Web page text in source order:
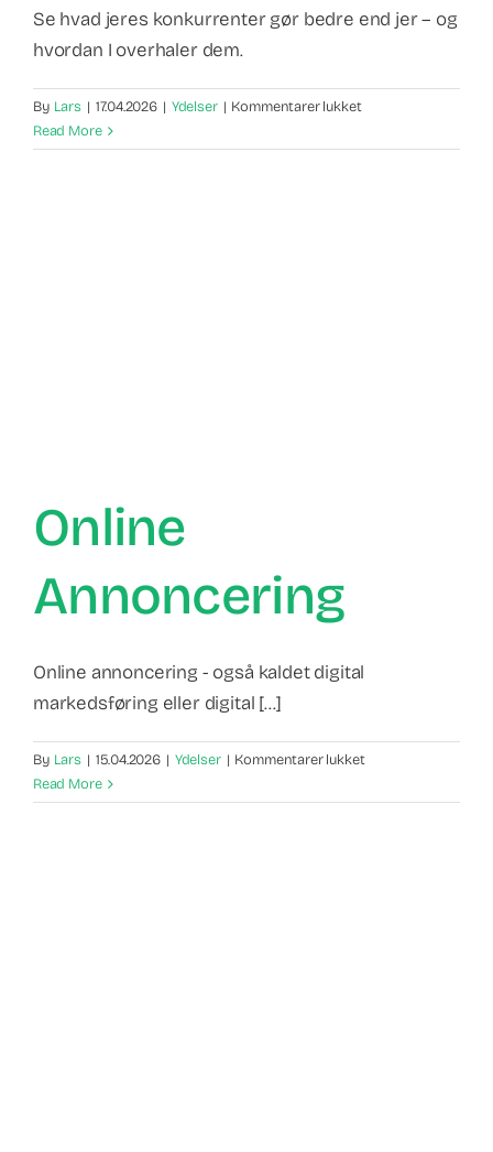
Se hvad jeres konkurrenter gør bedre end jer – og
hvordan I overhaler dem.
By Lars | 17.04.2026 | Ydelser | Kommentarer lukkettil
Audit
Read More
Online
Annoncering
Online annoncering - også kaldet digital
markedsføring eller digital [...]
By Lars | 15.04.2026 | Ydelser | Kommentarer lukkettil
annoncering
Read More